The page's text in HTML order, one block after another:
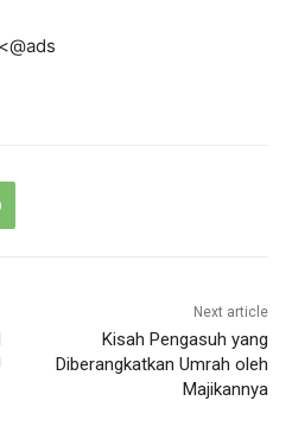
<@ads
Next article
Kisah Pengasuh yang
Diberangkatkan Umrah oleh
Majikannya